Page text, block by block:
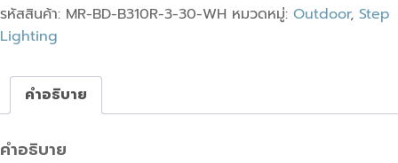
รหัสสินค้า: MR-BD-B310R-3-30-WH หมวดหมู่: Outdoor, Step
Lighting
คำอธิบาย
คำอธิบาย